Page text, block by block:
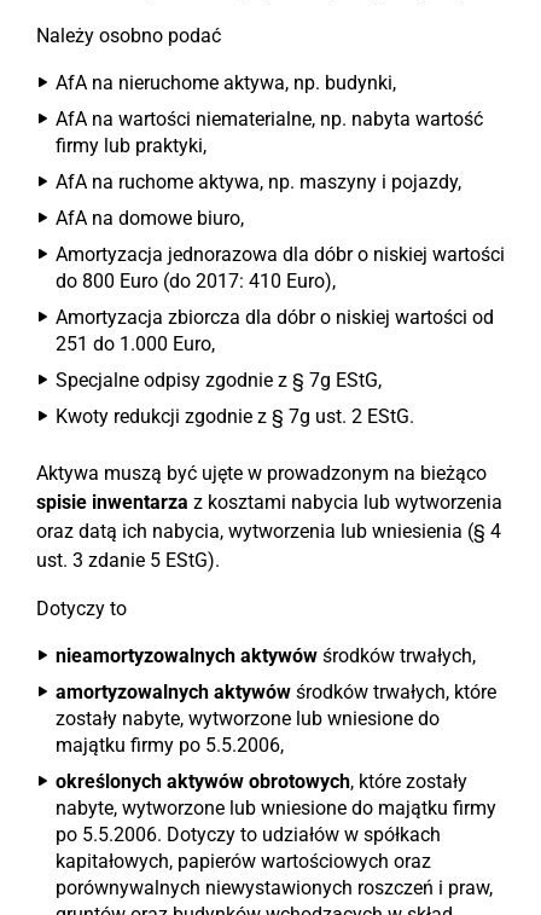
Należy osobno podać
AfA na nieruchome aktywa, np. budynki,
AfA na wartości niematerialne, np. nabyta wartość
firmy lub praktyki,
AfA na ruchome aktywa, np. maszyny i pojazdy,
AfA na domowe biuro,
Amortyzacja jednorazowa dla dóbr o niskiej wartości
do 800 Euro (do 2017: 410 Euro),
Amortyzacja zbiorcza dla dóbr o niskiej wartości od
251 do 1.000 Euro,
Specjalne odpisy zgodnie z § 7g EStG,
Kwoty redukcji zgodnie z § 7g ust. 2 EStG.
Aktywa muszą być ujęte w prowadzonym na bieżąco
spisie inwentarza z kosztami nabycia lub wytworzenia
oraz datą ich nabycia, wytworzenia lub wniesienia (§ 4
ust. 3 zdanie 5 EStG).
Dotyczy to
nieamortyzowalnych aktywów środków trwałych,
amortyzowalnych aktywów środków trwałych, które
zostały nabyte, wytworzone lub wniesione do
majątku firmy po 5.5.2006,
określonych aktywów obrotowych, które zostały
nabyte, wytworzone lub wniesione do majątku firmy
po 5.5.2006. Dotyczy to udziałów w spółkach
kapitałowych, papierów wartościowych oraz
porównywalnych niewystawionych roszczeń i praw,